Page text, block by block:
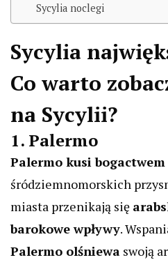
Sycylia noclegi
Sycylia
Co warto
na Sycylii?
1. Palermo
Palermo kusi
śródziemnomorskich
miasta przenikają się
barokowe wpływy.
Palermo olśniewa swoją